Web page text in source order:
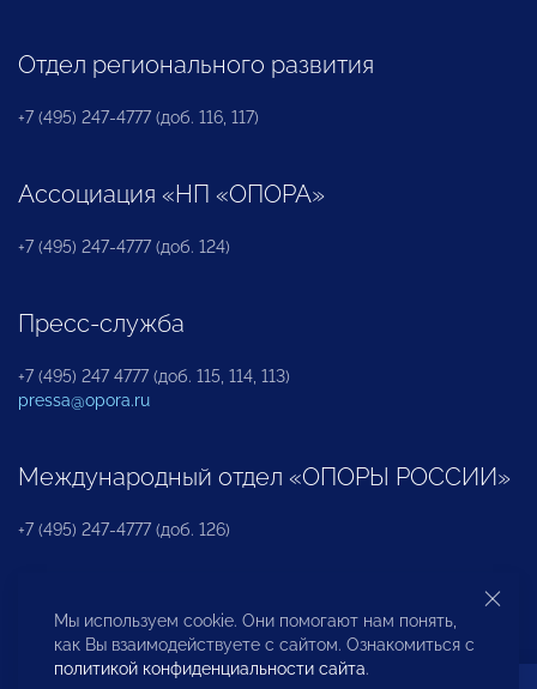
Отдел регионального развития
+7 (495) 247-4777 (доб. 116, 117)
Ассоциация «НП «ОПОРА»
+7 (495) 247-4777 (доб. 124)
Пресс-служба
+7 (495) 247 4777 (доб. 115, 114, 113)
pressa@opora.ru
Международный отдел «ОПОРЫ РОССИИ»
+7 (495) 247-4777 (доб. 126)
Бюро по защите прав предпринимателей и
инвесторов
Мы используем cookie. Они помогают нам понять,
как Вы взаимодействуете с сайтом. Ознакомиться с
политикой конфиденциальности сайта.